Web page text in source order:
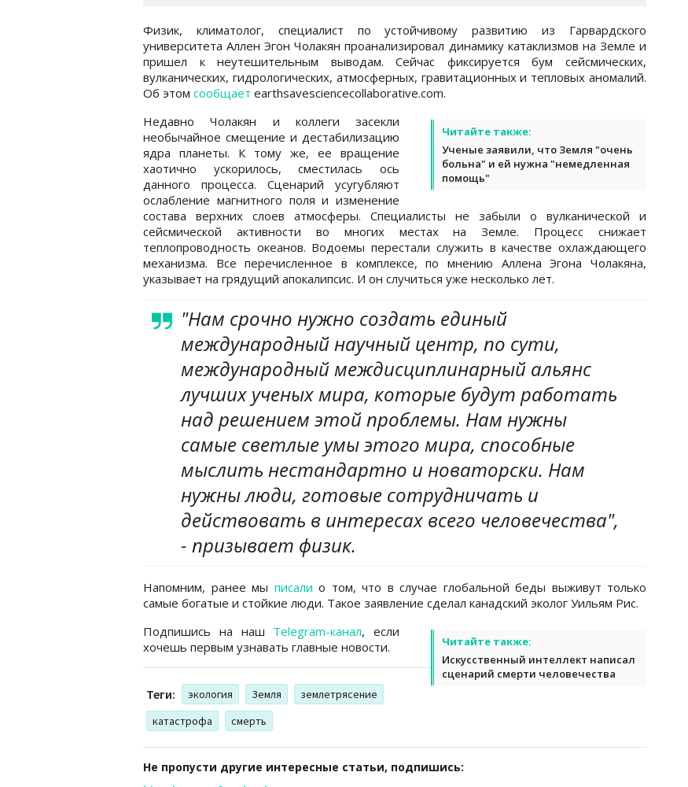
Физик, климатолог, специалист по устойчивому развитию из Гарвардского
университета Аллен Эгон Чолакян проанализировал динамику катаклизмов на Земле и
пришел к неутешительным выводам. Сейчас фиксируется бум сейсмических,
вулканических, гидрологических, атмосферных, гравитационных и тепловых аномалий.
Об этом сообщает earthsavesciencecollaborative.com.
Читайте также:
Ученые заявили, что Земля "очень
больна" и ей нужна "немедленная
помощь"
Недавно Чолакян и коллеги засекли
необычайное смещение и дестабилизацию
ядра планеты. К тому же, ее вращение
хаотично ускорилось, сместилась ось
данного процесса. Сценарий усугубляют
ослабление магнитного поля и изменение
состава верхних слоев атмосферы. Специалисты не забыли о вулканической и
сейсмической активности во многих местах на Земле. Процесс снижает
теплопроводность океанов. Водоемы перестали служить в качестве охлаждающего
механизма. Все перечисленное в комплексе, по мнению Аллена Эгона Чолакяна,
указывает на грядущий апокалипсис. И он случиться уже несколько лет.
"Нам срочно нужно создать единый
международный научный центр, по сути,
международный междисциплинарный альянс
лучших ученых мира, которые будут работать
над решением этой проблемы. Нам нужны
самые светлые умы этого мира, способные
мыслить нестандартно и новаторски. Нам
нужны люди, готовые сотрудничать и
действовать в интересах всего человечества",
- призывает физик.
Напомним, ранее мы писали о том, что в случае глобальной беды выживут только
самые богатые и стойкие люди. Такое заявление сделал канадский эколог Уильям Рис.
Читайте также:
Искусственный интеллект написал
сценарий смерти человечества
Подпишись на наш Telegram-канал, если
хочешь первым узнавать главные новости.
Теги: экология Земля
землетрясение
катастрофа
смерть
Не пропусти другие интересные статьи, подпишись: